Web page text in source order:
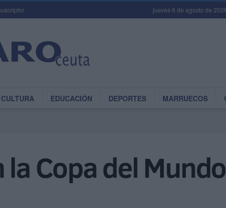
jueves 6 de agosto de
CULTURA EDUCACIÓN DEPORTES MARRUECOS
Copa del